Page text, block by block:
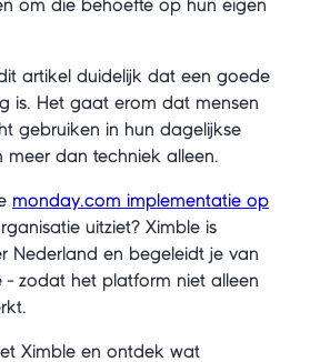
om die behoefte op hun eigen
artikel duidelijk dat een goede
is. Het gaat erom dat mensen
gebruiken in hun dagelijkse
dan techniek alleen.
monday.com implementatie op
uitziet? Ximble is
Nederland en begeleidt je van
zodat het platform niet alleen
Ximble en ontdek wat